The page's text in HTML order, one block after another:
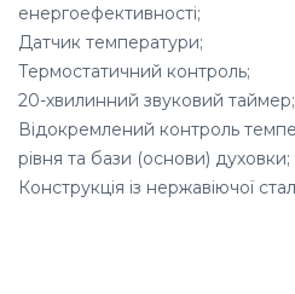
енергоефективності;
Датчик температури;
Термостатичний контроль;
20-хвилинний звуковий таймер;
Відокремлений контроль
рівня та бази (основи) духовки;
Конструкція із нержавіючої